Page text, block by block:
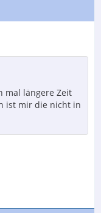
mal längere Zeit
ist mir die nicht in